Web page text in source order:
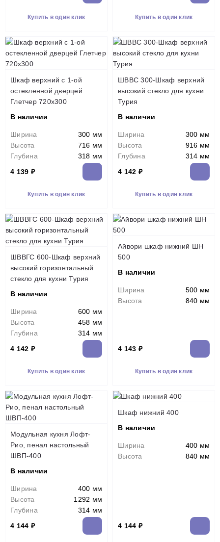
Купить в один клик Купить в один клик
Шкаф верхний с 1-ой
остекленной дверцей
Глетчер 720х300
В наличии
Ширина
300 мм
Высота
716 мм
Глубина
318 мм
4 139 ₽
Купить в один клик
ШВВС 300-Шкаф верхний
высокий стекло для кухни
Турия
В наличии
Ширина
300 мм
Высота
916 мм
Глубина
314 мм
4 142 ₽
Купить в один клик
ШВВГС 600-Шкаф верхний
высокий горизонтальный
стекло для кухни Турия
В наличии
Ширина
600 мм
Высота
458 мм
Глубина
314 мм
4 142 ₽
Купить в один клик
Айвори шкаф нижний ШН
500
В наличии
Ширина
500 мм
Высота
840 мм
4 143 ₽
Купить в один клик
Модульная кухня Лофт-
Рио, пенал настольный
ШВП-400
В наличии
Ширина
400 мм
Высота
1292 мм
Глубина
314 мм
4 144 ₽
Шкаф нижний 400
В наличии
Ширина
400 мм
Высота
840 мм
4 144 ₽